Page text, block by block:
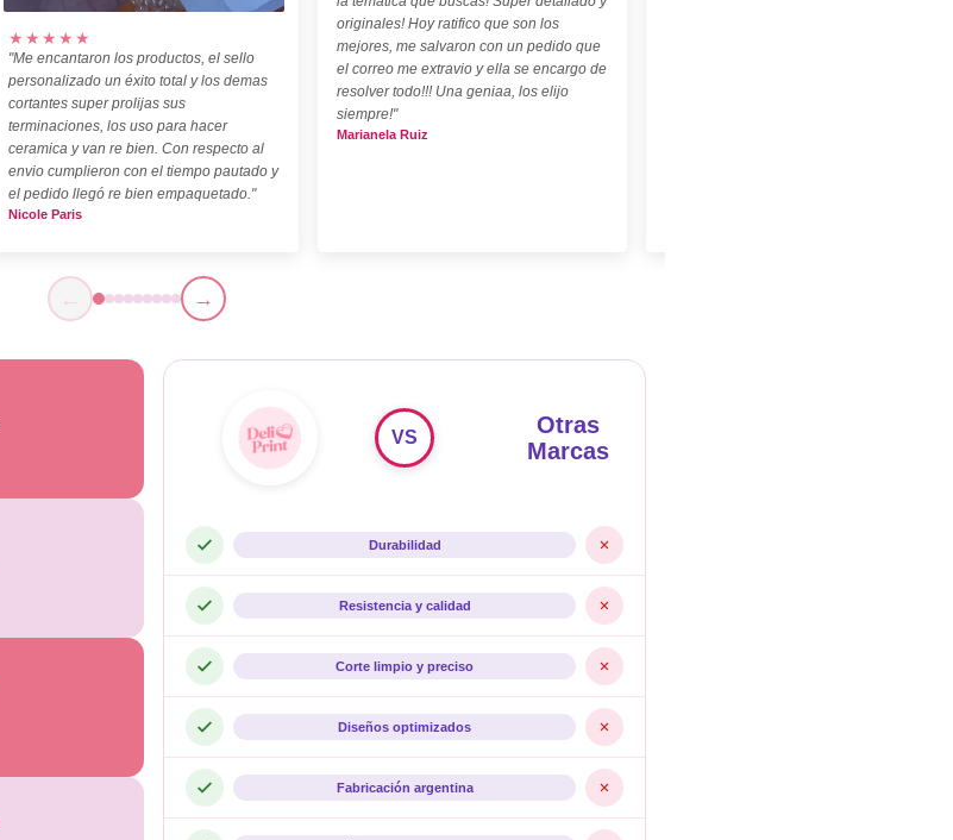
★★★★★
"Me encantaron los productos, el sello
personalizado un éxito total y los demas
cortantes super prolijas sus
terminaciones, los uso para hacer
ceramica y van re bien. Con respecto al
envio cumplieron con el tiempo pautado y
el pedido llegó re bien empaquetado."
Nicole Paris
originales! Hoy ratifico que son los
mejores, me salvaron con un pedido que
el correo me extravio y ella se encargo de
resolver todo!!! Una geniaa, los elijo
siempre!"
Marianela Ruiz
← →
Otras
Marcas
VS
Durabilidad
Resistencia y calidad
Corte limpio y preciso
Diseños optimizados
Fabricación argentina